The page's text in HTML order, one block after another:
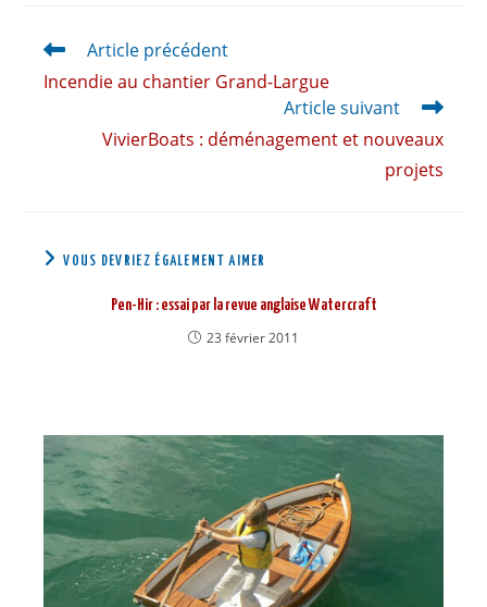
Article précédent
Incendie au chantier Grand-Largue
Article suivant
VivierBoats : déménagement et nouveaux
projets
VOUS DEVRIEZ ÉGALEMENT AIMER
Pen-Hir : essai par la revue anglaise Watercraft
23 février 2011